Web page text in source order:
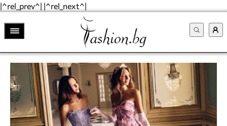
|^rel_prev^| |^rel_next^|